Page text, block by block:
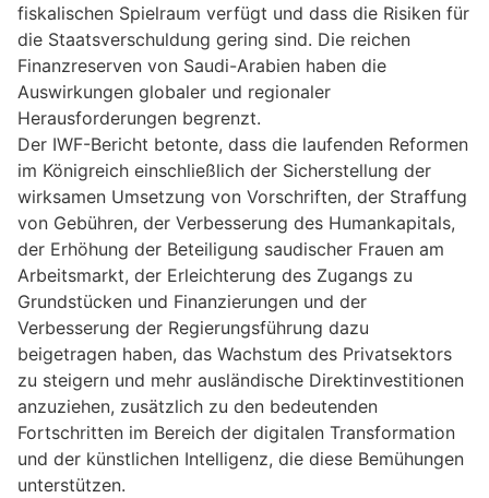
fiskalischen Spielraum verfügt und dass die Risiken für
die Staatsverschuldung gering sind. Die reichen
Finanzreserven von Saudi-Arabien haben die
Auswirkungen globaler und regionaler
Herausforderungen begrenzt.
Der IWF-Bericht betonte, dass die laufenden Reformen
im Königreich einschließlich der Sicherstellung der
wirksamen Umsetzung von Vorschriften, der Straffung
von Gebühren, der Verbesserung des Humankapitals,
der Erhöhung der Beteiligung saudischer Frauen am
Arbeitsmarkt, der Erleichterung des Zugangs zu
Grundstücken und Finanzierungen und der
Verbesserung der Regierungsführung dazu
beigetragen haben, das Wachstum des Privatsektors
zu steigern und mehr ausländische Direktinvestitionen
anzuziehen, zusätzlich zu den bedeutenden
Fortschritten im Bereich der digitalen Transformation
und der künstlichen Intelligenz, die diese Bemühungen
unterstützen.